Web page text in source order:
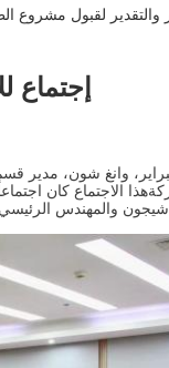
لقبول مشروع الطاقة
إجتماع
الاجتماع كان
شيجون والمهندس